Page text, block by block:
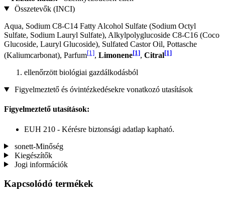
Összetevők (INCI)
Aqua, Sodium C8-C14 Fatty Alcohol Sulfate (Sodium Octyl
Sulfate, Sodium Lauryl Sulfate), Alkylpolyglucoside C8-C16 (Coco
Glucoside, Lauryl Glucoside), Sulfated Castor Oil, Pottasche
(Kaliumcarbonat), Parfum[1], Limonene[1], Citral[1]
ellenőrzött biológiai gazdálkodásból
Figyelmeztető és óvintézkedésekre vonatkozó utasítások
Figyelmeztető utasítások:
EUH 210 - Kérésre biztonsági adatlap kapható.
sonett-Minőség
Kiegészítők
Jogi információk
Kapcsolódó termékek